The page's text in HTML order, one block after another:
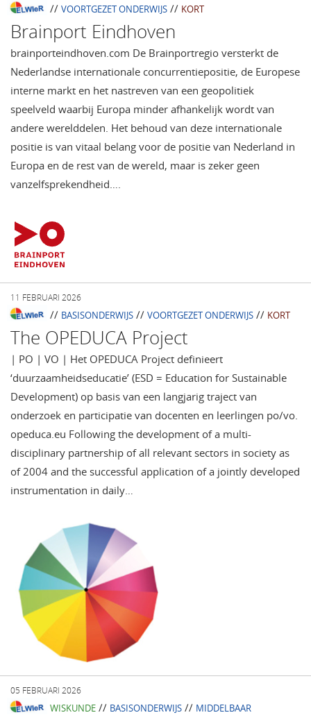
//VOORTGEZET ONDERWIJS // KORT
Brainport Eindhoven
brainporteindhoven.com De Brainportregio versterkt de
Nederlandse internationale concurrentiepositie, de Europese
interne markt en het nastreven van een geopolitiek
speelveld waarbij Europa minder afhankelijk wordt van
andere werelddelen. Het behoud van deze internationale
positie is van vitaal belang voor de positie van Nederland in
Europa en de rest van de wereld, maar is zeker geen
vanzelfsprekendheid….
11 FEBRUARI 2026
// BASISONDERWIJS //VOORTGEZET ONDERWIJS // KORT
The OPEDUCA Project
| PO | VO | Het OPEDUCA Project definieert
‘duurzaamheidseducatie’ (ESD = Education for Sustainable
Development) op basis van een langjarig traject van
onderzoek en participatie van docenten en leerlingen po/vo.
opeduca.eu Following the development of a multi-
disciplinary partnership of all relevant sectors in society as
of 2004 and the successful application of a jointly developed
instrumentation in daily…
05 FEBRUARI 2026
WISKUNDE // BASISONDERWIJS // MIDDELBAAR